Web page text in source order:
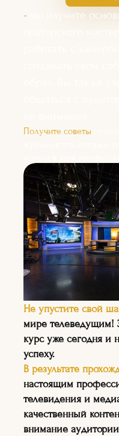
- вы изучите
Получите советы
—
На курсе вы
узнать о
тенденциях в мире
телевидения и
медиаиндустрии, а
том, как создавать
качественный
Не упустите свой
мире телеведущим!
курс уже сегодня и
успеху.
В результате
настоящим
телевидения и
качественный
внимание